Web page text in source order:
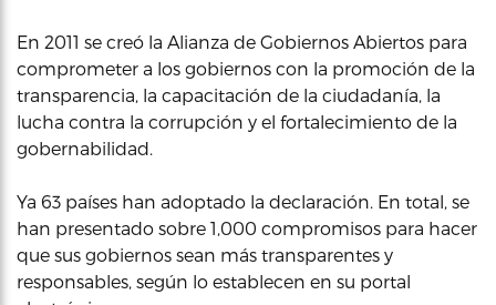
En 2011 se creó la Alianza de Gobiernos Abiertos para
comprometer a los gobiernos con la promoción de la
transparencia, la capacitación de la ciudadanía, la
lucha contra la corrupción y el fortalecimiento de la
gobernabilidad.
Ya 63 países han adoptado la declaración. En total, se
han presentado sobre 1,000 compromisos para hacer
que sus gobiernos sean más transparentes y
responsables, según lo establecen en su portal